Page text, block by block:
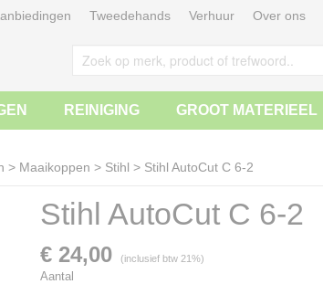
Tweedehands Verhuur Over ons
REINIGING GROOT MATERIEEL
> Maaikoppen > Stihl > Stihl AutoCut C 6-2
Stihl AutoCut C 6-2
€ 24,00 (inclusief btw 21%)
Aantal